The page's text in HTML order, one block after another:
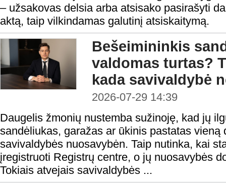
– užsakovas delsia arba atsisako pasirašyti
aktą, taip vilkindamas galutinį atsiskaitymą.
Bešeimininkis
valdomas turtas?
kada savivaldybė
2026-07-29 14:39
Daugelis žmonių nustemba sužinoję, kad jų
sandėliukas, garažas ar ūkinis pastatas vieną
savivaldybės nuosavybėn. Taip nutinka, kai
įregistruoti Registrų centre, o jų nuosavybės
Tokiais atvejais savivaldybės ...